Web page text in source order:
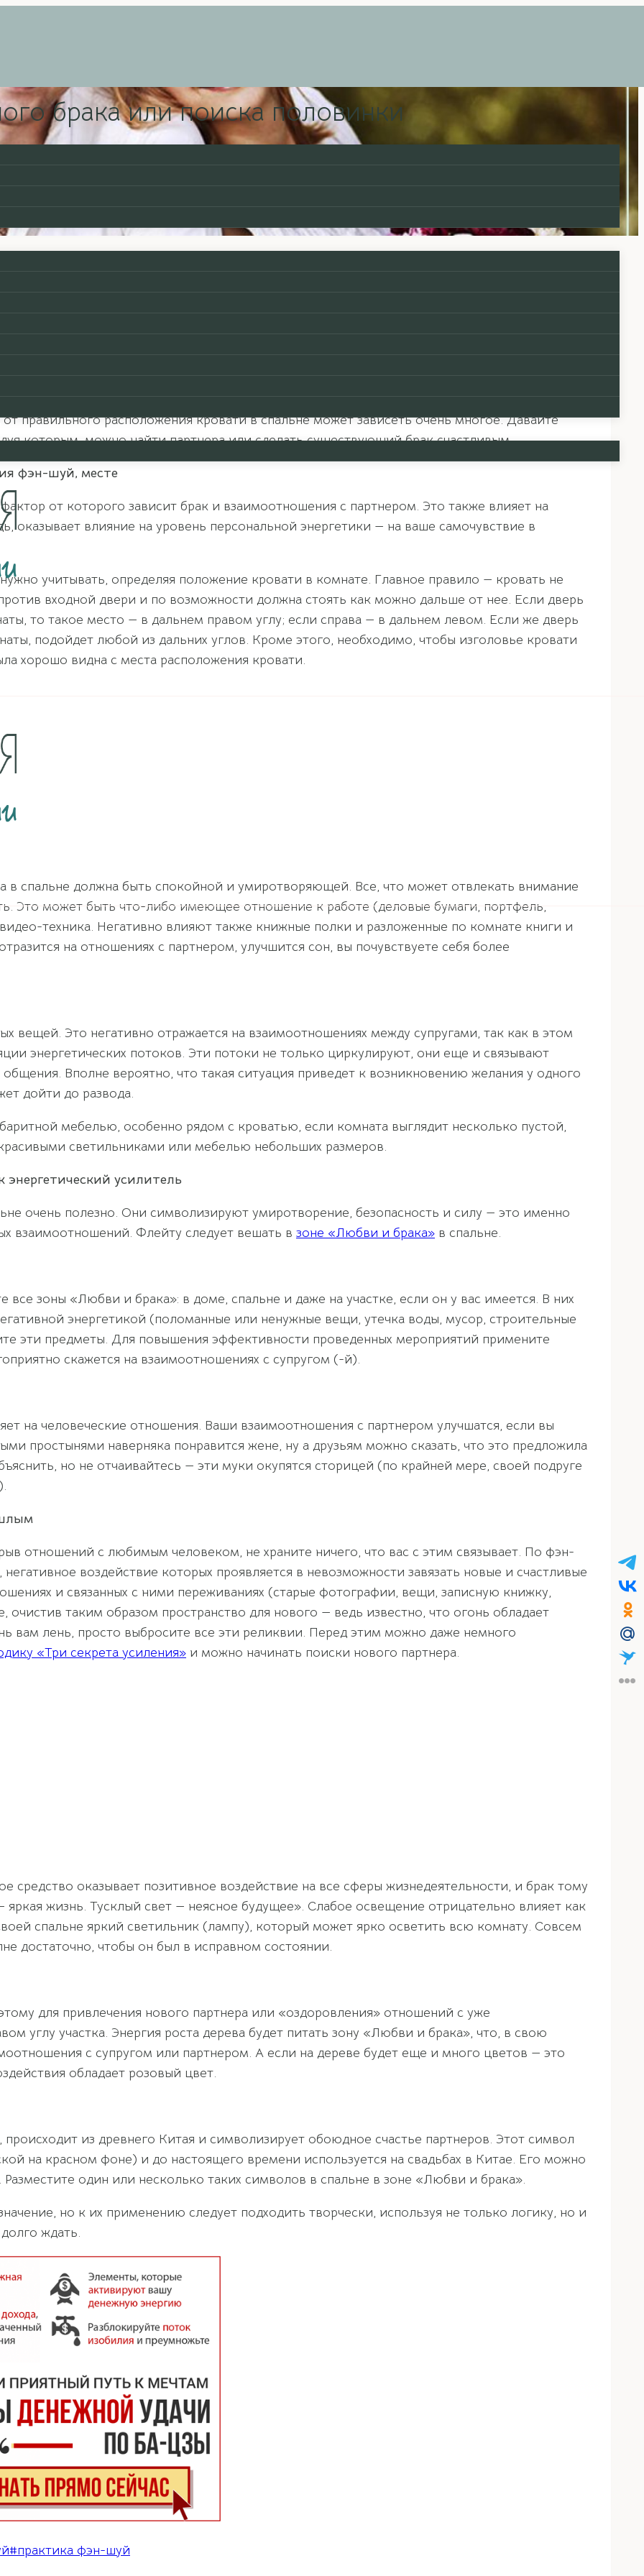
брака или поиска половинки
отношения с партнером. Некоторые продолжают бесконечные поиски своей
Если вы одиноки, то этого достаточно, чтобы начать практиковать фэн-шуй. Его можно
для поиска идеального партнера. Главное — точно следуйте методике. Фэн-шуй влияет
дома или спальни может препятствовать поискам нового партнера или наносить вред
правильного расположения кровати в спальне может зависеть очень многое. Давайте
которым, можно найти партнера или сделать существующий брак счастливым.
фэн-шуй, месте
от которого зависит брак и взаимоотношения с партнером. Это также влияет на
оказывает влияние на уровень персональной энергетики — на ваше самочувствие в
учитывать, определяя положение кровати в комнате. Главное правило — кровать не
входной двери и по возможности должна стоять как можно дальше от нее. Если дверь
то такое место — в дальнем правом углу; если справа — в дальнем левом. Если же дверь
подойдет любой из дальних углов. Кроме этого, необходимо, чтобы изголовье кровати
хорошо видна с места расположения кровати.
в спальне должна быть спокойной и умиротворяющей. Все, что может отвлекать внимание
Это может быть что-либо имеющее отношение к работе (деловые бумаги, портфель,
техника. Негативно влияют также книжные полки и разложенные по комнате книги и
на отношениях с партнером, улучшится сон, вы почувствуете себя более
вещей. Это негативно отражается на взаимоотношениях между супругами, так как в этом
энергетических потоков. Эти потоки не только циркулируют, они еще и связывают
Вполне вероятно, что такая ситуация приведет к возникновению желания у одного
дойти до развода.
мебелью, особенно рядом с кроватью, если комната выглядит несколько пустой,
светильниками или мебелью небольших размеров.
усилитель
очень полезно. Они символизируют умиротворение, безопасность и силу — это именно
взаимоотношений. Флейту следует вешать в зоне «Любви и брака» в спальне.
зоны «Любви и брака»: в доме, спальне и даже на участке, если он у вас имеется. В них
энергетикой (поломанные или ненужные вещи, утечка воды, мусор, строительные
эти предметы. Для повышения эффективности проведенных мероприятий примените
скажется на взаимоотношениях с супругом (-й).
на человеческие отношения. Ваши взаимоотношения с партнером улучшатся, если вы
простынями наверняка понравится жене, ну а друзьям можно сказать, что это предложила
но не отчаивайтесь — эти муки окупятся сторицей (по крайней мере, своей подруге
отношений с любимым человеком, не храните ничего, что вас с этим связывает. По фэн-
воздействие которых проявляется в невозможности завязать новые и счастливые
и связанных с ними переживаниях (старые фотографии, вещи, записную книжку,
очистив таким образом пространство для нового — ведь известно, что огонь обладает
вам лень, просто выбросите все эти реликвии. Перед этим можно даже немного
«Три секрета усиления» и можно начинать поиски нового партнера.
средство оказывает позитивное воздействие на все сферы жизнедеятельности, и брак тому
жизнь. Тусклый свет — неясное будущее». Слабое освещение отрицательно влияет как
спальне яркий светильник (лампу), который может ярко осветить всю комнату. Совсем
достаточно, чтобы он был в исправном состоянии.
для привлечения нового партнера или «оздоровления» отношений с уже
углу участка. Энергия роста дерева будет питать зону «Любви и брака», что, в свою
с супругом или партнером. А если на дереве будет еще и много цветов — это
обладает розовый цвет.
, происходит из древнего Китая и символизирует обоюдное счастье партнеров. Этот символ
на красном фоне) и до настоящего времени используется на свадьбах в Китае. Его можно
один или несколько таких символов в спальне в зоне «Любви и брака».
но к их применению следует подходить творчески, используя не только логику, но и
ждать.
#практика фэн-шуй